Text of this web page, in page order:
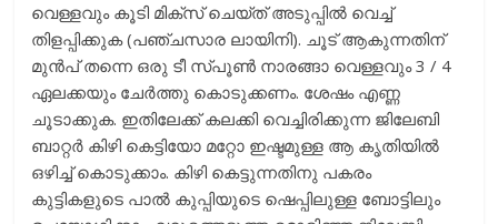
വെള്ളവും കൂടി മിക്സ് ചെയ്ത് അടുപ്പിൽ വെച്ച്
തിളപ്പിക്കുക (പഞ്ചസാര ലായിനി). ചൂട് ആകുന്നതിന്
മുൻപ് തന്നെ ഒരു ടീ സ്പൂൺ നാരങ്ങാ വെള്ളവും 3 / 4
ഏലക്കയും ചേർത്തു കൊടുക്കണം. ശേഷം എണ്ണ
ചൂടാക്കുക. ഇതിലേക്ക് കലക്കി വെച്ചിരിക്കുന്ന ജിലേബി
ബാറ്റർ കിഴി കെട്ടിയോ മറ്റോ ഇഷ്ടമുള്ള ആ കൃതിയിൽ
ഒഴിച്ച് കൊടുക്കാം. കിഴി കെട്ടുന്നതിനു പകരം
കുട്ടികളുടെ പാൽ കുപ്പിയുടെ ഷെപ്പിലുള്ള ബോട്ടിലും